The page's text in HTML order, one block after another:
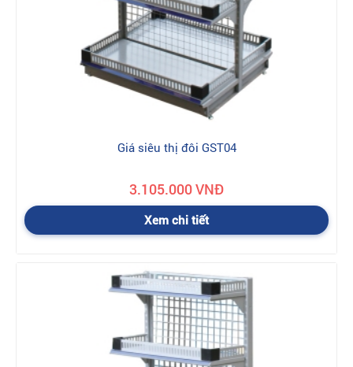
Giá siêu thị đôi GST04
3.105.000 VNĐ
Xem chi tiết